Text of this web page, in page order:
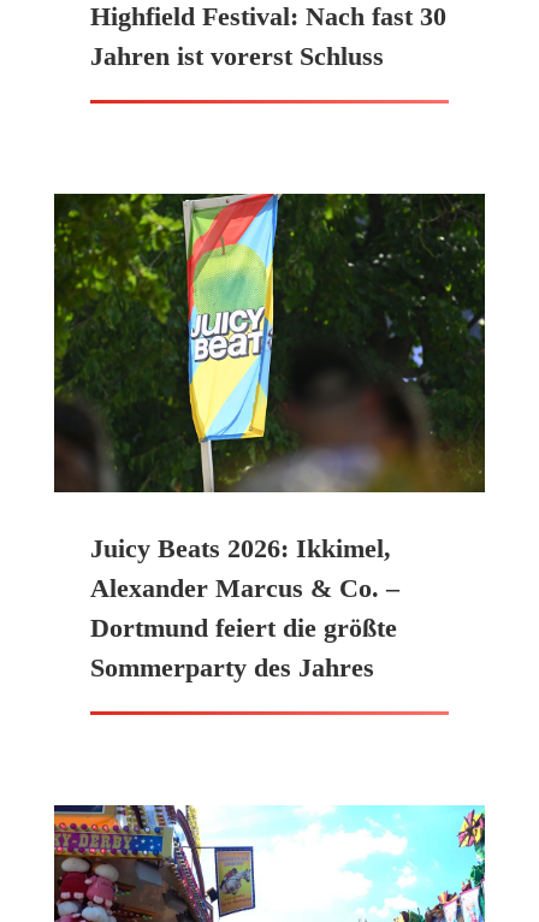
Highfield Festival: Nach fast 30
Jahren ist vorerst Schluss
Juicy Beats 2026: Ikkimel,
Alexander Marcus & Co. –
Dortmund feiert die größte
Sommerparty des Jahres